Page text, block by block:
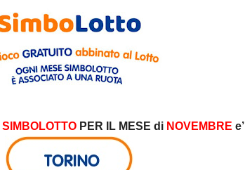
SIMBOLOTTOPER IL MESE di NOVEMBRE e’